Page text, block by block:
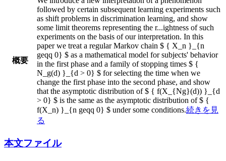
概要
followed by certain subsequent learning experiments such
as shift problems in discrimination learning, and show
some limit theorems representing the r...ightness of such
experiments on the basis of our interpretation. In this
paper we treat a regular Markov chain $ { X_n }_{n
geqq 0} $ as a mathematical model for subjects' behavior
in the first phase and a family of stopping times $ {
N_g(d) }_{d > 0} $ for selecting the time when we
change the first phase into the second phase, and show
that the asymptotic distribution of $ { f(X_{Ng}(d)) }_{d
> 0} $ is the same as the asymptotic distribution of $ {
f(X_n) }_{n geqq 0} $ under some conditions.続きを見
る
本文ファイル